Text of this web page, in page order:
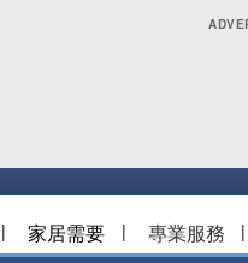
| 家居需要 | 專業服務 |